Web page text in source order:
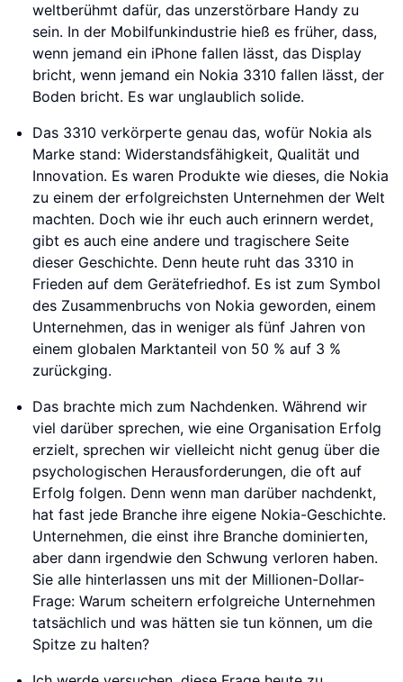
weltberühmt dafür, das unzerstörbare Handy zu
sein. In der Mobilfunkindustrie hieß es früher, dass,
wenn jemand ein iPhone fallen lässt, das Display
bricht, wenn jemand ein Nokia 3310 fallen lässt, der
Boden bricht. Es war unglaublich solide.
Das 3310 verkörperte genau das, wofür Nokia als
Marke stand: Widerstandsfähigkeit, Qualität und
Innovation. Es waren Produkte wie dieses, die Nokia
zu einem der erfolgreichsten Unternehmen der Welt
machten. Doch wie ihr euch auch erinnern werdet,
gibt es auch eine andere und tragischere Seite
dieser Geschichte. Denn heute ruht das 3310 in
Frieden auf dem Gerätefriedhof. Es ist zum Symbol
des Zusammenbruchs von Nokia geworden, einem
Unternehmen, das in weniger als fünf Jahren von
einem globalen Marktanteil von 50 % auf 3 %
zurückging.
Das brachte mich zum Nachdenken. Während wir
viel darüber sprechen, wie eine Organisation Erfolg
erzielt, sprechen wir vielleicht nicht genug über die
psychologischen Herausforderungen, die oft auf
Erfolg folgen. Denn wenn man darüber nachdenkt,
hat fast jede Branche ihre eigene Nokia-Geschichte.
Unternehmen, die einst ihre Branche dominierten,
aber dann irgendwie den Schwung verloren haben.
Sie alle hinterlassen uns mit der Millionen-Dollar-
Frage: Warum scheitern erfolgreiche Unternehmen
tatsächlich und was hätten sie tun können, um die
Spitze zu halten?